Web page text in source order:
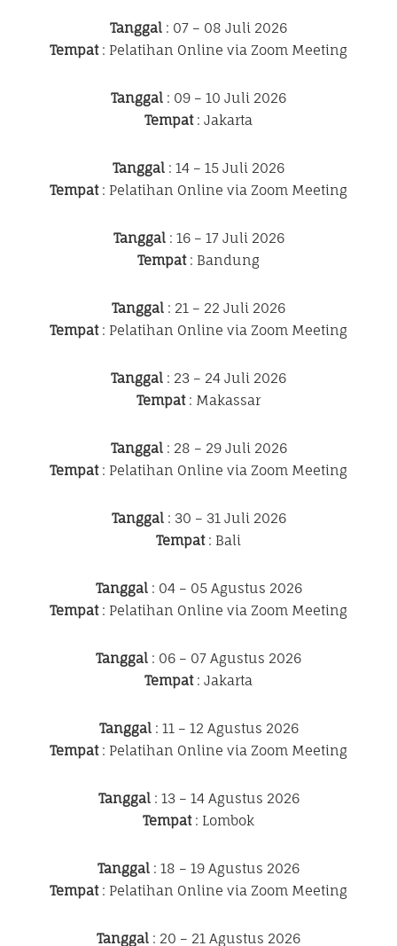
Tanggal : 07 – 08 Juli 2026
Tempat: Pelatihan Online via Zoom Meeting
Tanggal : 09 – 10 Juli 2026
Tempat: Jakarta
Tanggal : 14 – 15 Juli 2026
Tempat: Pelatihan Online via Zoom Meeting
Tanggal: 16 – 17 Juli 2026
Tempat: Bandung
Tanggal : 21 – 22 Juli 2026
Tempat: Pelatihan Online via Zoom Meeting
Tanggal : 23 – 24 Juli 2026
Tempat: Makassar
Tanggal: 28 – 29 Juli 2026
Tempat: Pelatihan Online via Zoom Meeting
Tanggal: 30 – 31 Juli 2026
Tempat: Bali
Tanggal: 04 – 05 Agustus 2026
Tempat: Pelatihan Online via Zoom Meeting
Tanggal : 06 – 07 Agustus 2026
Tempat: Jakarta
Tanggal: 11 – 12 Agustus 2026
Tempat: Pelatihan Online via Zoom Meeting
Tanggal: 13 – 14 Agustus 2026
Tempat: Lombok
Tanggal : 18 – 19 Agustus 2026
Tempat: Pelatihan Online via Zoom Meeting
Tanggal : 20 – 21 Agustus 2026